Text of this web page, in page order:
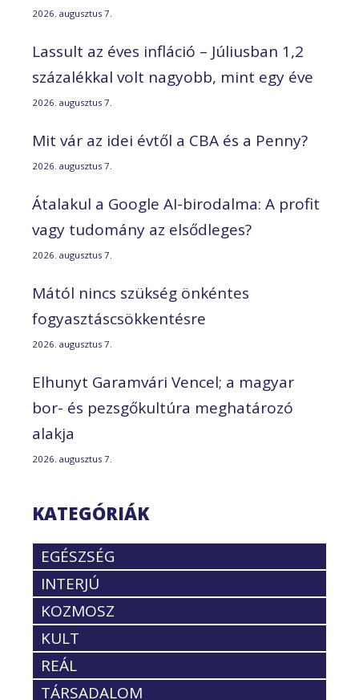
2026. augusztus 7.
Lassult az éves infláció – Júliusban 1,2
százalékkal volt nagyobb, mint egy éve
2026. augusztus 7.
Mit vár az idei évtől a CBA és a Penny?
2026. augusztus 7.
Átalakul a Google AI-birodalma: A profit
vagy tudomány az elsődleges?
2026. augusztus 7.
Mától nincs szükség önkéntes
fogyasztáscsökkentésre
2026. augusztus 7.
Elhunyt Garamvári Vencel; a magyar
bor- és pezsgőkultúra meghatározó
alakja
2026. augusztus 7.
KATEGÓRIÁK
EGÉSZSÉG
INTERJÚ
KOZMOSZ
KULT
REÁL
TÁRSADALOM